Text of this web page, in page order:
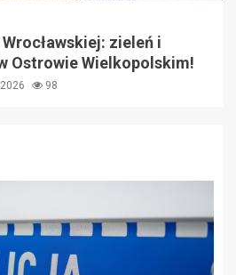
zieleń i
Ostrowie Wielkopolskim!
98